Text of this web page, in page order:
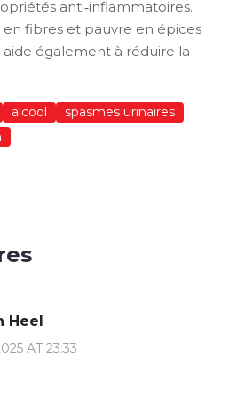
anti‑inflammatoires.
fibres et pauvre en épices
aide également à réduire la
alcool
spasmes urinaires
Heel
AT 23:33